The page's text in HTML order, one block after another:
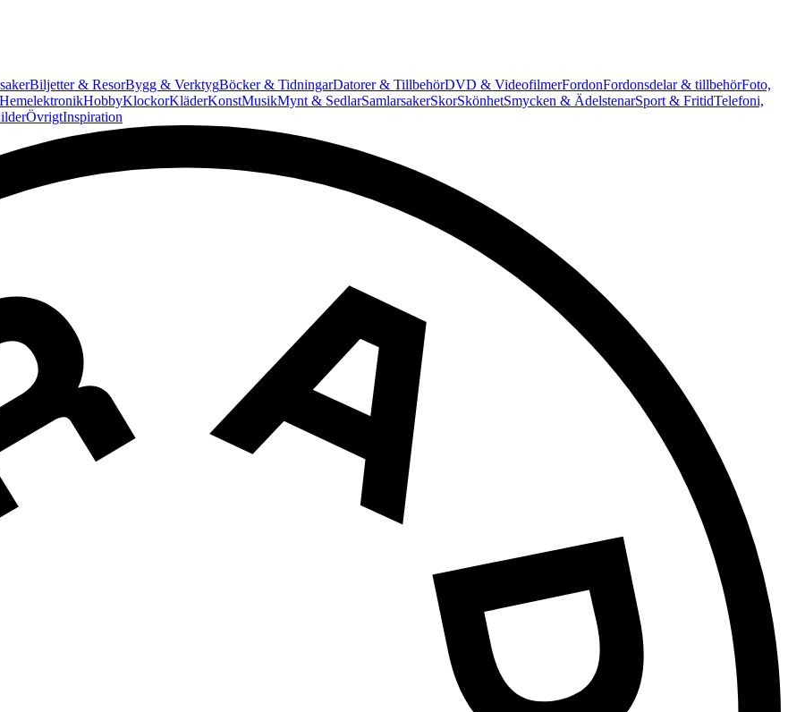
Biljetter & ResorBygg & VerktygBöcker & TidningarDatorer & TillbehörDVD & VideofilmerFordonFordonsdelar & tillbehörFoto,
HemelektronikHobbyKlockorKläderKonstMusikMynt & SedlarSamlarsakerSkorSkönhetSmycken & ÄdelstenarSport & FritidTelefoni,
ÖvrigtInspiration